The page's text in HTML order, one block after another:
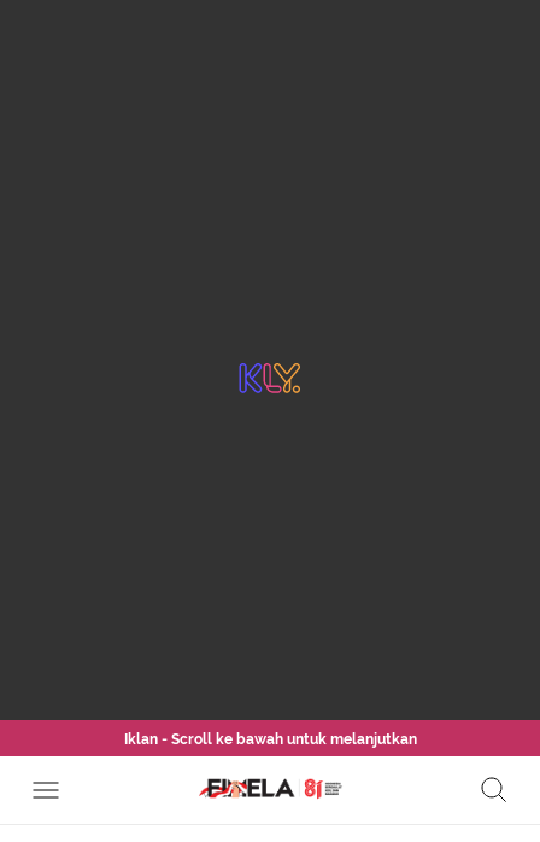
Iklan - Scroll ke bawah untuk melanjutkan